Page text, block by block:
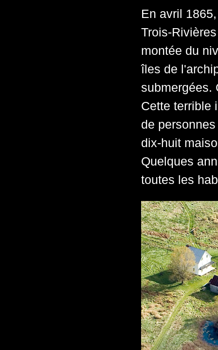
En avril
Trois-
montée du
îles de
submergées.
Cette terrible
de
dix-huit
Quelques
toutes les